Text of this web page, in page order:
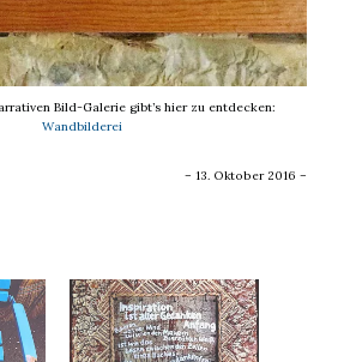
Bild-Galerie gibt’s hier zu entdecken:
Wandbilderei
– 13. Oktober 2016 –